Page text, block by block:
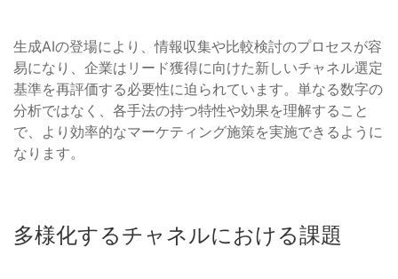
生成AIの登場により、情報収集や比較検討のプロセスが容
易になり、企業はリード獲得に向けた新しいチャネル選定
基準を再評価する必要性に迫られています。単なる数字の
分析ではなく、各手法の持つ特性や効果を理解すること
で、より効率的なマーケティング施策を実施できるように
なります。
多様化するチャネルにおける課題